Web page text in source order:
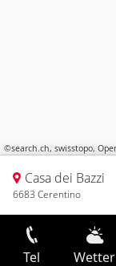
©search.ch, swisstopo,
Casa dei Bazzi
6683 Cerentino
Tel Wetter